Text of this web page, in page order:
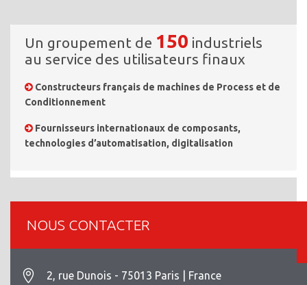
Un groupement de 150 industriels
au service des utilisateurs finaux
Constructeurs français de machines de Process et de
Conditionnement
Fournisseurs internationaux de composants,
technologies d’automatisation, digitalisation
NOUS CONTACTER
2, rue Dunois - 75013 Paris | France